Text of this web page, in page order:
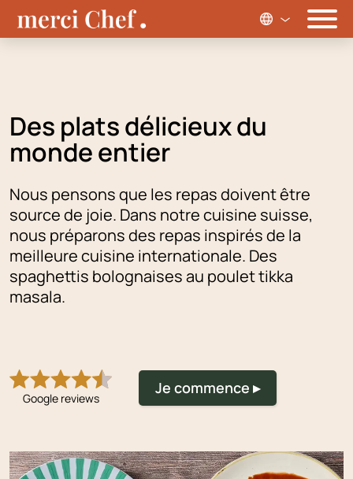
Des plats délicieux du
monde entier
Nous pensons que les repas doivent être
source de joie. Dans notre cuisine suisse,
nous préparons des repas inspirés de la
meilleure cuisine internationale. Des
spaghettis bolognaises au poulet tikka
masala.
Google reviews
Je commence ▸